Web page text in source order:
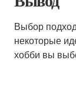
Выбор
некоторые
хобби вы